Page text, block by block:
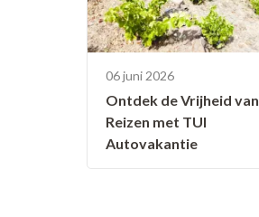
06 juni 2026
Ontdek de Vrijheid van
Reizen met TUI
Autovakantie